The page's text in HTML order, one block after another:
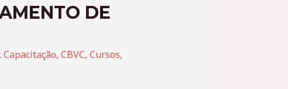
DE
Capacitação, CBVC, Cursos,